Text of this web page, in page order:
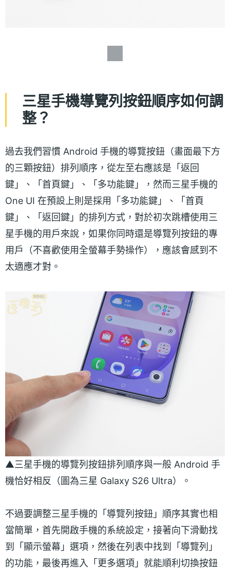
三星手機導覽列按鈕順序如何調
整？
過去我們習慣 Android 手機的導覽按鈕（畫面最下方
的三顆按鈕）排列順序，從左至右應該是「返回
鍵」、「首頁鍵」、「多功能鍵」，然而三星手機的
One UI 在預設上則是採用「多功能鍵」、「首頁
鍵」、「返回鍵」的排列方式，對於初次跳槽使用三
星手機的用戶來說，如果你同時還是導覽列按鈕的專
用戶（不喜歡使用全螢幕手勢操作），應該會感到不
太適應才對。
▲三星手機的導覽列按鈕排列順序與一般 Android 手
機恰好相反（圖為三星 Galaxy S26 Ultra）。
不過要調整三星手機的「導覽列按鈕」順序其實也相
當簡單，首先開啟手機的系統設定，接著向下滑動找
到「顯示螢幕」選項，然後在列表中找到「導覽列」
的功能，最後再進入「更多選項」就能順利切換按鈕